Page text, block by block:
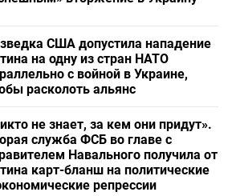
США допустила нападение
на одну из стран НАТО
с войной в Украине,
расколоть альянс
не знает, за кем они придут».
служба ФСБ во главе с
Навального получила от
карт-бланш на политические
репрессии